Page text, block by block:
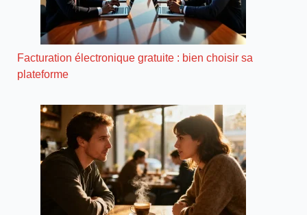
Facturation électronique gratuite : bien choisir sa
plateforme